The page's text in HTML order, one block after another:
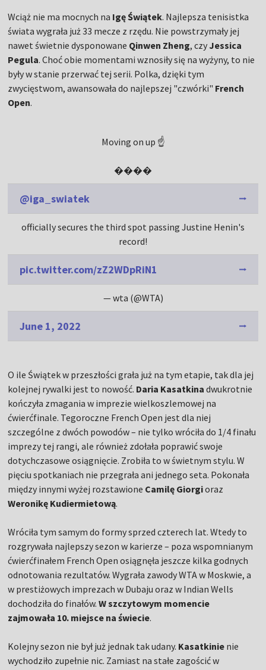
Wciąż nie ma mocnych na Igę Świątek. Najlepsza tenisistka
świata wygrała już 33 mecze z rzędu. Nie powstrzymały jej
nawet świetnie dysponowane Qinwen Zheng, czy Jessica
Pegula. Choć obie momentami wznosiły się na wyżyny, to nie
były w stanie przerwać tej serii. Polka, dzięki tym
zwycięstwom, awansowała do najlepszej "czwórki" French
Open.
Moving on up ☝️
����
@iga_swiatek
officially secures the third spot passing Justine Henin's
record!
pic.twitter.com/zZ2WDpRiN1
— wta (@WTA)
June 1, 2022
O ile Świątek w przeszłości grała już na tym etapie, tak dla jej
kolejnej rywalki jest to nowość. Daria Kasatkina dwukrotnie
kończyła zmagania w imprezie wielkoszlemowej na
ćwierćfinale. Tegoroczne French Open jest dla niej
szczególne z dwóch powodów – nie tylko wróciła do 1/4 finału
imprezy tej rangi, ale również zdołała poprawić swoje
dotychczasowe osiągnięcie. Zrobiła to w świetnym stylu. W
pięciu spotkaniach nie przegrała ani jednego seta. Pokonała
między innymi wyżej rozstawione Camilę Giorgioraz
Weronikę Kudiermietową.
Wróciła tym samym do formy sprzed czterech lat. Wtedy to
rozgrywała najlepszy sezon w karierze – poza wspomnianym
ćwierćfinałem French Open osiągnęła jeszcze kilka godnych
odnotowania rezultatów. Wygrała zawody WTA w Moskwie, a
w prestiżowych imprezach w Dubaju oraz w Indian Wells
dochodziła do finałów.W szczytowym momencie
zajmowała 10. miejsce na świecie.
Kolejny sezon nie był już jednak tak udany. Kasatkinie nie
wychodziło zupełnie nic. Zamiast na stałe zagościć w